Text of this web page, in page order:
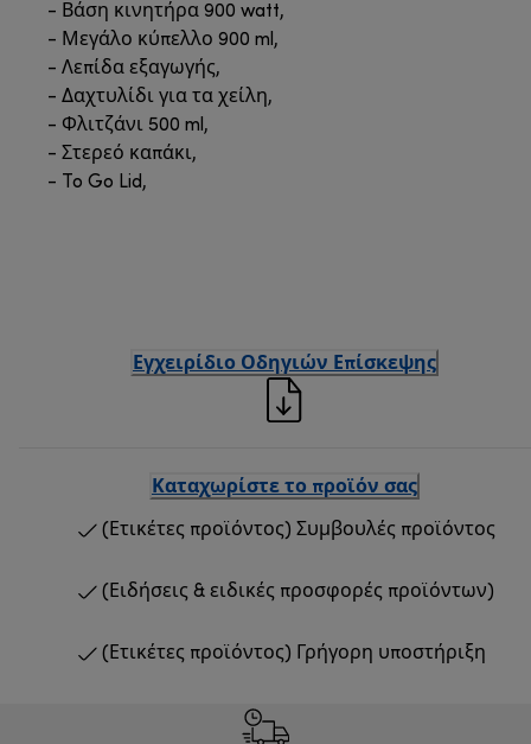
- Βάση κινητήρα 900 watt,
- Μεγάλο κύπελλο 900 ml,
- Λεπίδα εξαγωγής,
- Δαχτυλίδι για τα χείλη,
- Φλιτζάνι 500 ml,
- Στερεό καπάκι,
- To Go Lid,
Εγχειρίδιο Οδηγιών Επίσκεψης
Καταχωρίστε το προϊόν σας
(Ετικέτες προϊόντος) Συμβουλές προϊόντος
(Ειδήσεις & ειδικές προσφορές προϊόντων)
(Ετικέτες προϊόντος) Γρήγορη υποστήριξη